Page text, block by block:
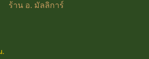
ร้าน อ. มัลลิการ์
.